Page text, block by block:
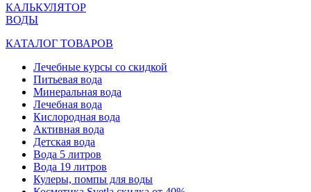
КАЛЬКУЛЯТОР
ВОДЫ
КАТАЛОГ ТОВАРОВ
Лечебные курсы со скидкой
Питьевая вода
Минеральная вода
Лечебная вода
Кислородная вода
Активная вода
Детская вода
Вода 5 литров
Вода 19 литров
Кулеры, помпы для воды